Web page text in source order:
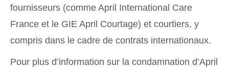
fournisseurs (comme April International Care
France et le GIE April Courtage) et courtiers, y
compris dans le cadre de contrats internationaux.
Pour plus d’information sur la condamnation d’April